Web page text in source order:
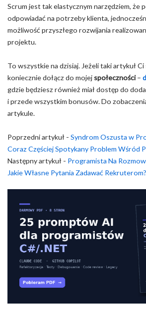
Scrum jest tak elastycznym narzędziem, że
odpowiadać na potrzeby klienta,
możliwość przyszłego rozwijania
projektu.
To wszystkie na dzisiaj. Jeżeli taki artykuł
koniecznie dołącz do mojej społeczności–
gdzie będziesz również miał dostęp do
i przede wszystkim bonusów. Do
artykule.
Poprzedni artykuł - Syndrom Oszusta w
Coraz Częściej Spotykany Problem Wśród
Następny artykuł - Programista Na
Jakie Własne Pytania Zadawać Rekruterom?